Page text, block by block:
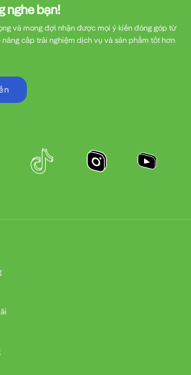
nghe bạn!
và mong đợi nhận được mọi ý kiến đóng góp từ
cấp trải nghiệm dịch vụ và sản phẩm tốt hơn